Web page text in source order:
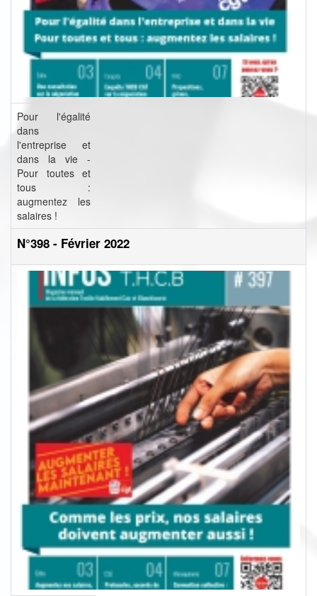
Pour l'égalité
dans
l'entreprise et
dans la vie -
Pour toutes et
tous :
augmentez les
salaires !
N°398 - Février 2022